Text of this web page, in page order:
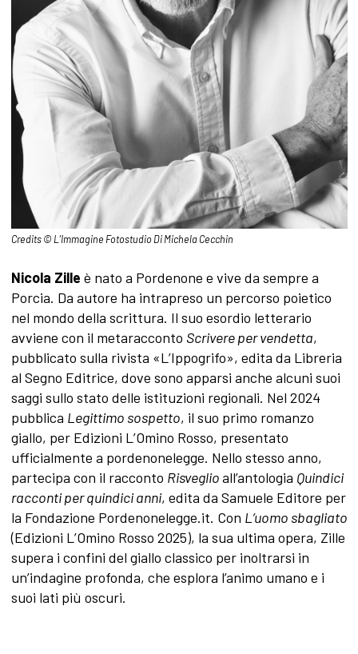
Credits © L’Immagine Fotostudio Di Michela Cecchin
Nicola Zille è nato a Pordenone e vive da sempre a
Porcia. Da autore ha intrapreso un percorso poietico
nel mondo della scrittura. Il suo esordio letterario
avviene con il metaracconto Scrivere per vendetta,
pubblicato sulla rivista «L’Ippogrifo», edita da Libreria
al Segno Editrice, dove sono apparsi anche alcuni suoi
saggi sullo stato delle istituzioni regionali. Nel 2024
pubblica Legittimo sospetto, il suo primo romanzo
giallo, per Edizioni L’Omino Rosso, presentato
ufficialmente a pordenonelegge. Nello stesso anno,
partecipa con il racconto Risveglioall’antologia Quindici
racconti per quindici anni, edita da Samuele Editore per
la Fondazione Pordenonelegge.it. Con L’uomo sbagliato
(Edizioni L’Omino Rosso 2025), la sua ultima opera, Zille
supera i confini del giallo classico per inoltrarsi in
un’indagine profonda, che esplora l’animo umano e i
suoi lati più oscuri.